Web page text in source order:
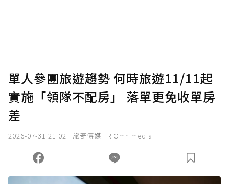
單人參團旅遊趨勢 何時旅遊11/11起
實施「領隊不配房」 落單更免收單房
差
2026-07-31 21:02 旅奇傳媒 TR Omnimedia